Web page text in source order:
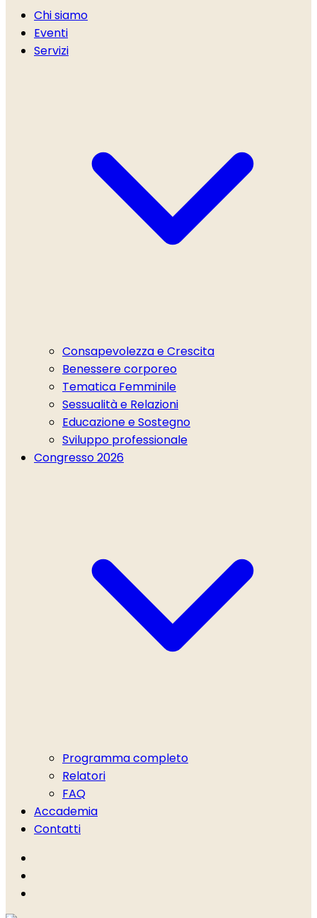
Chi siamo
Eventi
Servizi
Consapevolezza e Crescita
Benessere corporeo
Tematica Femminile
Sessualità e Relazioni
Educazione e Sostegno
Sviluppo professionale
Congresso 2026
Programma completo
Relatori
FAQ
Accademia
Contatti